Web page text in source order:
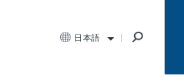
日本語